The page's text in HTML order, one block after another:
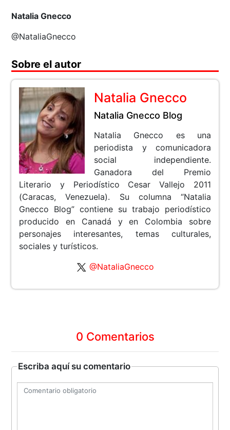
Natalia Gnecco
@NataliaGnecco
Sobre el autor
Natalia Gnecco
Natalia Gnecco Blog
Natalia Gnecco es una
periodista y comunicadora
social independiente.
Ganadora del Premio
Literario y Periodístico Cesar Vallejo 2011
(Caracas, Venezuela). Su columna “Natalia
Gnecco Blog” contiene su trabajo periodístico
producido en Canadá y en Colombia sobre
personajes interesantes, temas culturales,
sociales y turísticos.
@NataliaGnecco
0 Comentarios
Escriba aquí su comentario